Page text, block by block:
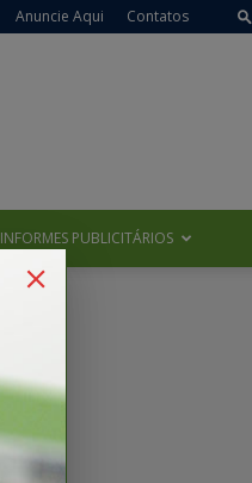
Anuncie Aqui Contatos
INFORMES PUBLICITÁRIOS